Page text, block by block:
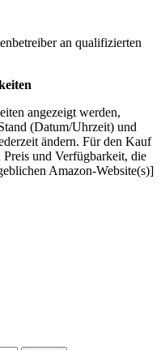
an qualifizierten
angezeigt werden,
(Datum/Uhrzeit) und
ändern. Für den Kauf
und Verfügbarkeit, die
Amazon-Website(s)]